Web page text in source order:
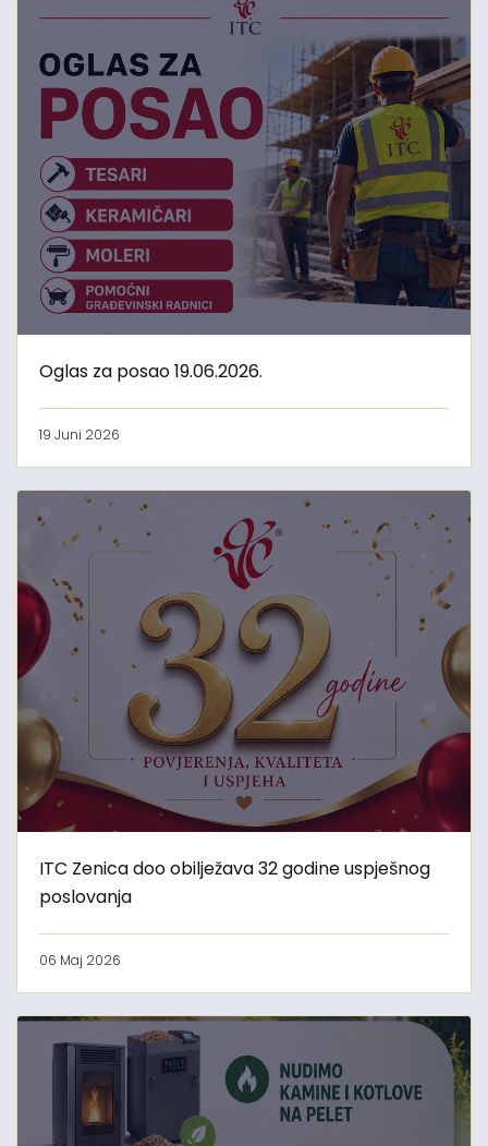
Oglas za posao 19.06.2026.
19 Juni 2026
ITC Zenica doo obilježava 32 godine uspješnog
poslovanja
06 Maj 2026